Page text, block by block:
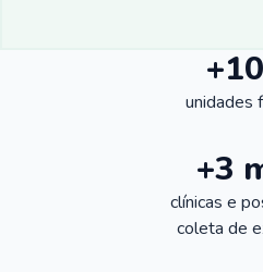
unidades
+3
clínicas e
coleta de